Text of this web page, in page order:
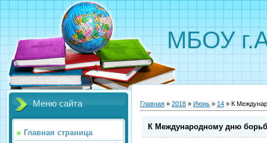
МБОУ
Меню сайта
Главная страница
Главная » 2018 » Июнь » 14 » К
К Международному дню